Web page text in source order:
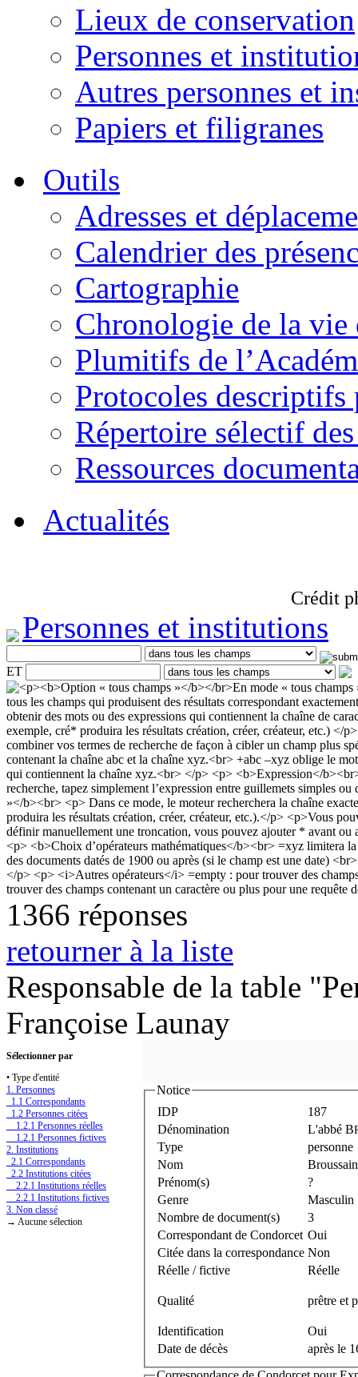
Lieux de conservation
Personnes et
Autres personnes et
Papiers et filigranes
Outils
Adresses et
Calendrier des
Cartographie
Chronologie de la vie
Plumitifs de
Protocoles descriptifs
Répertoire sélectif
Ressources
Actualités
Crédit
Personnes et institutions
ET
1366 réponses
retourner à la liste
Responsable de la table
Françoise Launay
Sélectionner par
• Type d'entité
1. Personnes
1.1 Correspondants
1.2 Personnes citées
1.2.1 Personnes réelles
1.2.1 Personnes fictives
2. Institutions
2.1 Correspondants
2.2 Institutions citées
2.2.1 Institutions réelles
2.2.1 Institutions fictives
3. Non classé
→ Aucune sélection
Notice
IDP
187
Dénomination
L'abbé B
Type
personne
Nom
Broussain
Prénom(s)
?
Genre
Masculin
Nombre de document(s)
3
Correspondant de Condorcet Oui
Citée dans la correspondance Non
Réelle / fictive
Réelle
Qualité prêtre et
Identification
Oui
Date de décès
après le